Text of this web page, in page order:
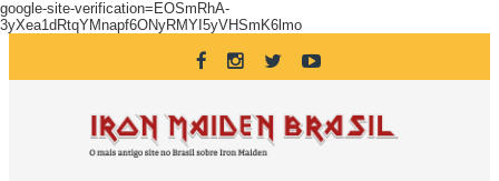
google-site-verification=EOSmRhA-
3yXea1dRtqYMnapf6ONyRMYI5yVHSmK6lmo